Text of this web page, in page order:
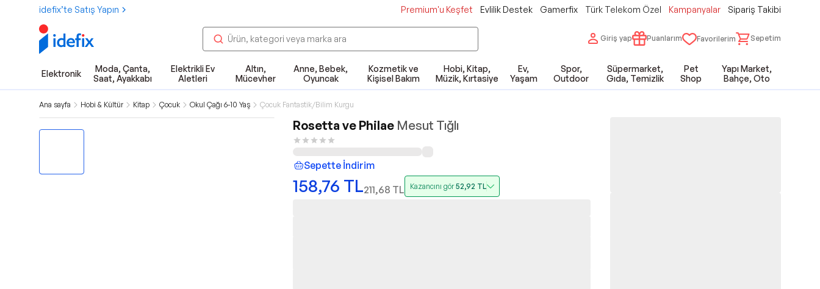
idefix’te Satış Yapın Premium'u Keşfet Evlilik Destek Gamerfix Türk Telekom Özel Kampanyalar Sipariş Takibi
Giriş yap Puanlarım Favorilerim Sepetim
Elektronik
Moda, Çanta,
Saat, Ayakkabı
Elektrikli Ev
Aletleri
Altın,
Mücevher
Anne, Bebek,
Oyuncak
Kozmetik ve
Kişisel Bakım
Hobi, Kitap,
Müzik, Kırtasiye
Ev,
Yaşam
Spor,
Outdoor
Süpermarket,
Gıda, Temizlik
Pet
Shop
Yapı Market,
Bahçe, Oto
Ana sayfa Hobi & Kültür Kitap Çocuk Okul Çağı 6-10 Yaş Çocuk Fantastik/Bilim Kurgu
Rosetta ve Philae Mesut Tığlı
Sepette İndirim
158,76 TL211,68 TL Kazancını gör52,92 TL